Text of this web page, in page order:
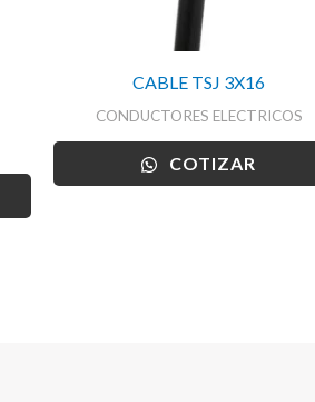
CABLE TSJ 3X16
CONDUCTORES ELECTRICOS
COTIZAR